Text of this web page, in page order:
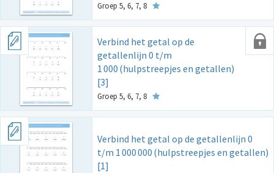
Groep 5, 6, 7, 8
Verbind het getal op de
getallenlijn 0 t/m
1000 (hulpstreepjes en getallen)
[3]
Groep 5, 6, 7, 8
Verbind het getal op de getallenlijn 0
t/m 1000000 (hulpstreepjes en getallen)
[1]